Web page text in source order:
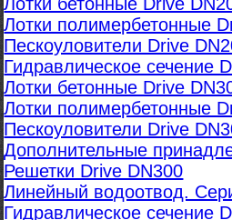
Лотки бетонные Drive
Лотки полимербетонные
Пескоуловители Drive
Гидравлическое сечение
Лотки бетонные Drive
Лотки полимербетонные
Пескоуловители Drive
Дополнительные
Решетки Drive DN300
Линейный водоотвод.
Гидравлическое сечение